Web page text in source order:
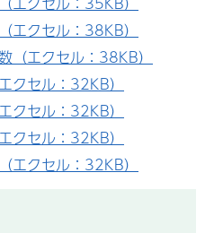
エクセル：38KB）
（エクセル：38KB）
クセル：32KB）
クセル：32KB）
クセル：32KB）
エクセル：32KB）